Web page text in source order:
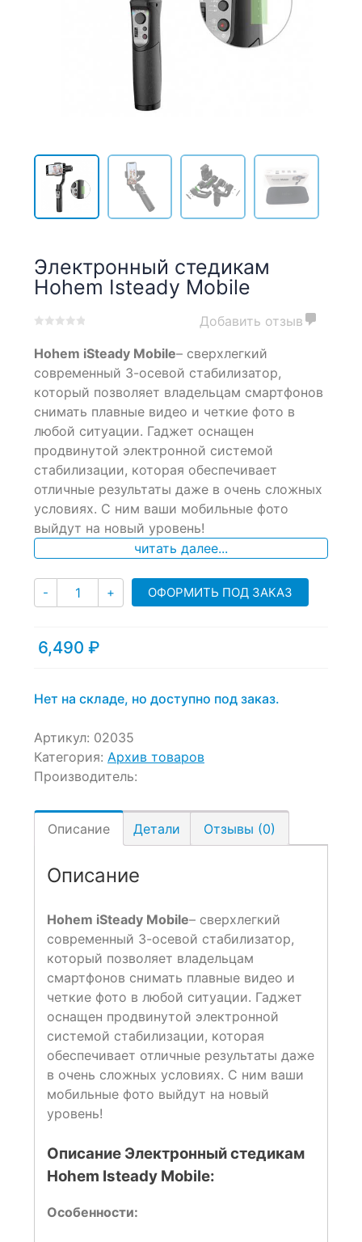
Электронный стедикам
Hohem Isteady Mobile
out
based
on
customer
ratings
Добавить отзыв
Hohem iSteady Mobile– сверхлегкий
современный 3-осевой стабилизатор,
который позволяет владельцам смартфонов
снимать плавные видео и четкие фото в
любой ситуации. Гаджет оснащен
продвинутой электронной системой
стабилизации, которая обеспечивает
отличные результаты даже в очень сложных
условиях. С ним ваши мобильные фото
выйдут на новый уровень!
читать далее...
- Количество
+ ОФОРМИТЬ ПОД ЗАКАЗ
6,490 ₽
Нет на складе, но доступно под заказ.
Артикул: 02035
Категория: Архив товаров
Производитель:
Описание Детали Отзывы (0)
Описание
Hohem iSteady Mobile– сверхлегкий
современный 3-осевой стабилизатор,
который позволяет владельцам
смартфонов снимать плавные видео и
четкие фото в любой ситуации. Гаджет
оснащен продвинутой электронной
системой стабилизации, которая
обеспечивает отличные результаты даже
в очень сложных условиях. С ним ваши
мобильные фото выйдут на новый
уровень!
Описание Электронный стедикам
Hohem Isteady Mobile:
Особенности: